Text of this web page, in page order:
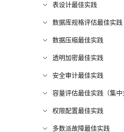
表设计最佳实践
数据库规格评估最佳实践
数据压缩最佳实践
透明加密最佳实践
安全审计最佳实践
容量评估最佳实践（集中
权限配置最佳实践
多数派故障最佳实践